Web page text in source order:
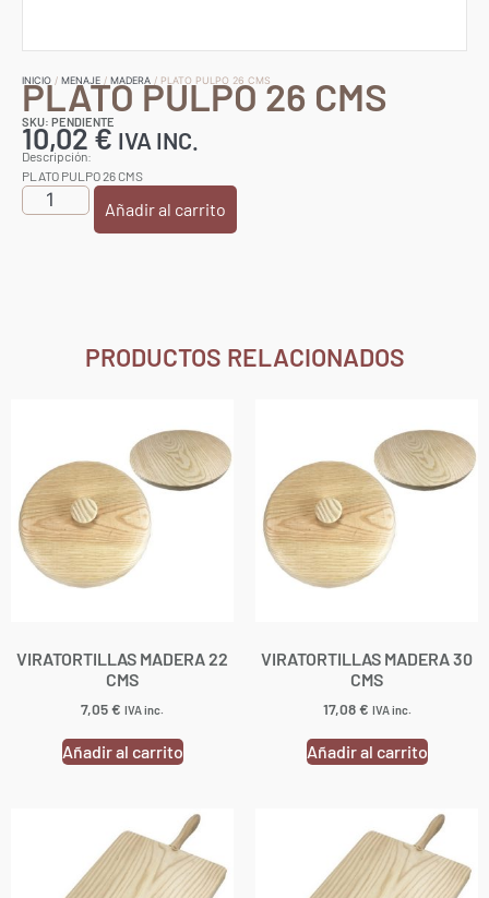
INICIO / MENAJE / MADERA / PLATO PULPO 26 CMS
PLATO PULPO 26 CMS
SKU: PENDIENTE
10,02€ IVA INC.
Descripción:
PLATO PULPO 26 CMS
Añadir al carrito
PRODUCTOS RELACIONADOS
VIRATORTILLAS MADERA 22
CMS
7,05€ IVA inc.
Añadir al carrito
VIRATORTILLAS MADERA 30
CMS
17,08€ IVA inc.
Añadir al carrito